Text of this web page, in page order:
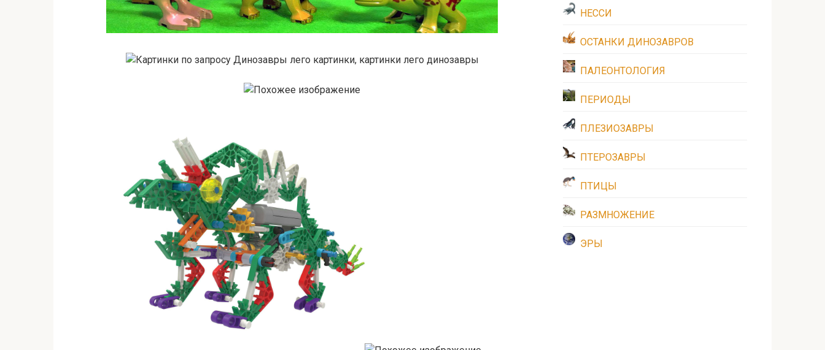
НЕССИ
ОСТАНКИ ДИНОЗАВРОВ
ПАЛЕОНТОЛОГИЯ
ПЕРИОДЫ
ПЛЕЗИОЗАВРЫ
ПТЕРОЗАВРЫ
ПТИЦЫ
РАЗМНОЖЕНИЕ
ЭРЫ